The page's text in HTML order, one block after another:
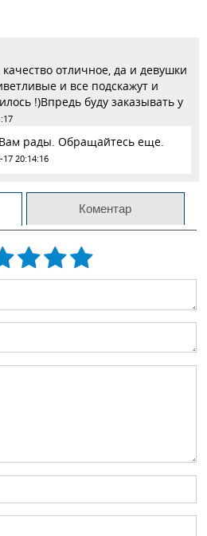
отличное, да и девушки
и все подскажут и
!)Впредь буду заказывать у
рады. Обращайтесь еще.
17 20:14:16
Коментар